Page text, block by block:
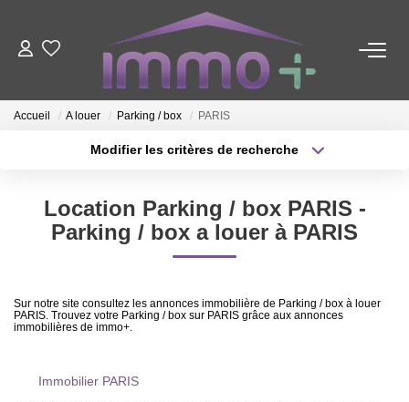
ACHETER
LOUER
FAIRE GÉRER
ESTIMER
NOTRE AGENCE
Qui Sommes-Nous ?
Accueil A louer Parking / box PARIS
Modifier les critères de recherche
Sélectionnez...
Type de bien
Surface min
Créer une alerte
Location Parking / box PARIS -
Parking / box a louer à PARIS
Sur notre site consultez les annonces immobilière de Parking / box à louer
PARIS. Trouvez votre Parking / box sur PARIS grâce aux annonces
immobilières de immo+.
Immobilier PARIS